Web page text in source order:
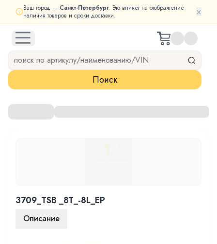
Ваш город — Санкт-Петербург. Это влияет на отображение
наличия товаров и сроки доставки.
×
open navigation menu
Поиск
3709_TSB _8T_-8L_EP
Описание